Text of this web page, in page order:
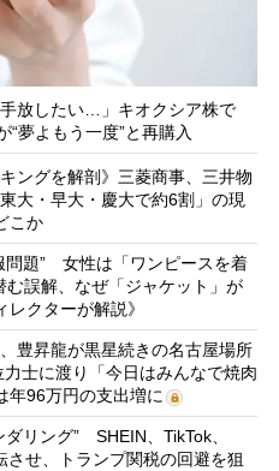
手放したい…」キオクシア株で
夢よもう一度”と再購入
ングを解剖》三菱商事、三井物
大・早大・慶大で約6割」の現
こか
問題” 女性は「ワンピースを着
誤解、なぜ「ジャケット」が
クターが解説》
豊昇龍が黒星続きの名古屋場所
士に渡り「今日はみんなで焼肉
96万円の支出増に
リング” SHEIN、TikTok、
せ、トランプ関税の回避を狙